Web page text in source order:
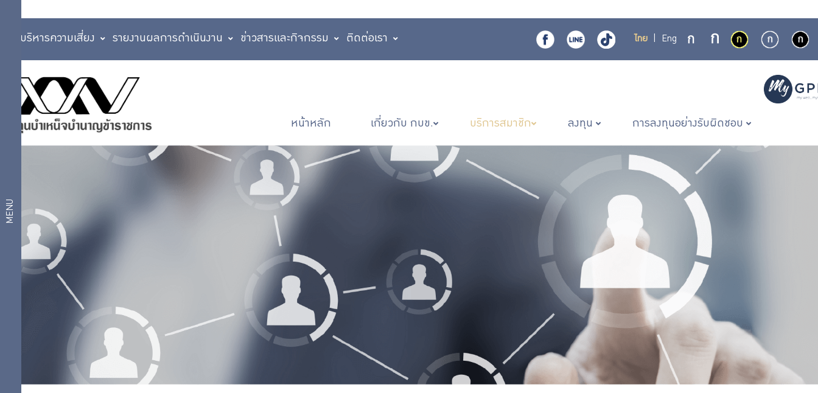
ไทย Eng
การบริหารความเสี่ยง รายงานผลการดำเนินงาน ข่าวสารและกิจกรรม ติดต่อเรา
หน้าหลัก เกี่ยวกับ กบข. บริการสมาชิก ลงทุน การลงทุนอย่างรับผิดชอบ
MENU
สมาชิก
แผนการ
ออม
เพิ่ม
ออม
ผลิตภัณฑ์
ประกัน
อาหารและ
พิเศษ
อาชีพ